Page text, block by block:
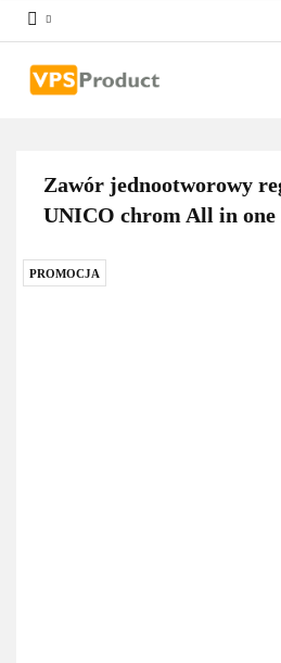
Zawór jednootworowy
UNICO chrom All in one
PROMOCJA